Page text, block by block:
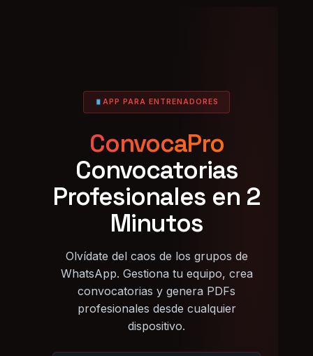
APP PARA ENTRENADORES
ConvocaPro
Convocatorias
Profesionales en 2
Minutos
Olvídate del caos de los grupos de
WhatsApp. Gestiona tu equipo, crea
convocatorias y genera PDFs
profesionales desde cualquier
dispositivo.